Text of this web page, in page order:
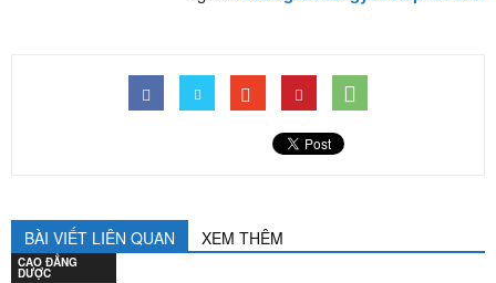
BÀI VIẾT LIÊN QUAN XEM THÊM
CAO ĐẲNG
DƯỢC